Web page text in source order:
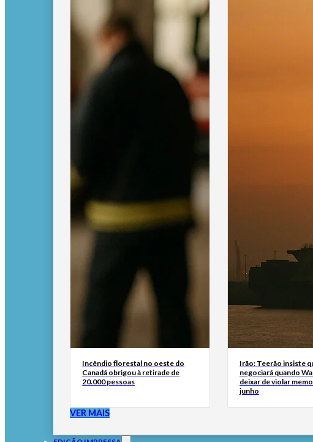
Incêndio florestal no oeste do
Canadá obrigou à retirade de
20.000 pessoas
Irão: Teerão insiste
negociará quando
deixar de violar
junho
VER MAIS